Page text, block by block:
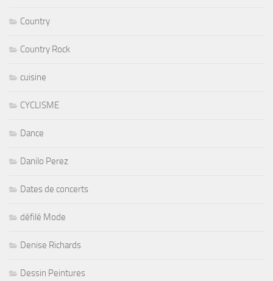
Country
Country Rock
cuisine
CYCLISME
Dance
Danilo Perez
Dates de concerts
défilé Mode
Denise Richards
Dessin Peintures